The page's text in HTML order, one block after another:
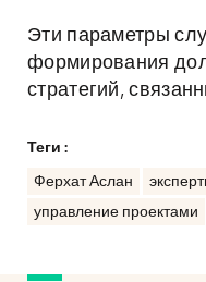
Эти параметры
формирования
стратегий,
Теги :
Ферхат Аслан
управление проектами